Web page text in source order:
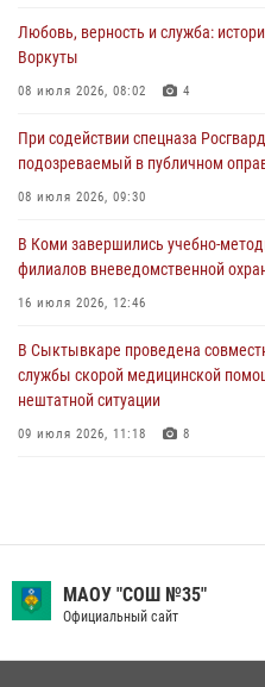
В Усинске росгвардейцы
30 июля 2026, 13:53
В Санкт-Петербурге прошел
Всероссийского конкурса
сотрудников вневедомственной
В Сыктывкаре росгвардейцы
Дня Крещения Руси и Дня святого
28 июля 2026, 13:32 8
Любовь, верность и служба:
Воркуты
08 июля 2026, 08:02 4
При содействии спецназа
подозреваемый в публичном
08 июля 2026, 09:30
В Коми завершились учебно-
филиалов вневедомственной
16 июля 2026, 12:46
В Сыктывкаре проведена
службы скорой медицинской
нештатной ситуации
09 июля 2026, 11:18 8
В Коми росгвардейцы поздравили
ВГТРК «Коми Гор» Юлию Чубову
МАОУ "СОШ №35"
Официальный сайт